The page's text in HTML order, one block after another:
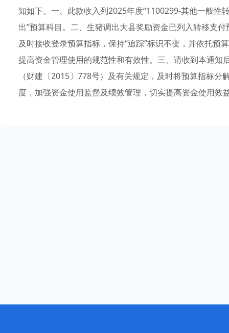
知如下。一、此款收入列2025年度“1100299-其他一般性
出”预算科目。二、生猪调出大县奖励资金已列入转移支
及时接收登录预算指标，保持“追踪”标识不变，并依托
提高资金管理使用的规范性和有效性。三、请收到本通
（财建〔2015〕778号）及有关规定，及时将预算指标
度，加强资金使用监督及绩效管理，切实提高资金使用效